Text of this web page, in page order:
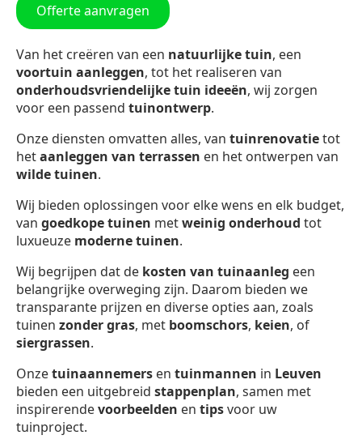
Offerte aanvragen
Van het creëren van een natuurlijke tuin, een
voortuin aanleggen, tot het realiseren van
onderhoudsvriendelijke tuin ideeën, wij zorgen
voor een passend tuinontwerp.
Onze diensten omvatten alles, van tuinrenovatietot
hetaanleggen van terrassen en het ontwerpen van
wilde tuinen.
Wij bieden oplossingen voor elke wens en elk budget,
van goedkope tuinen metweinig onderhoud tot
luxueuze moderne tuinen.
Wij begrijpen dat de kosten van tuinaanleg een
belangrijke overweging zijn. Daarom bieden we
transparante prijzen en diverse opties aan, zoals
tuinen zonder gras, met boomschors, keien, of
siergrassen.
Onzetuinaannemers en tuinmannen in Leuven
bieden een uitgebreid stappenplan, samen met
inspirerendevoorbeelden en tipsvoor uw
tuinproject.